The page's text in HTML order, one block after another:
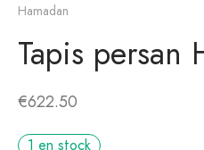
Hamadan
Tapis persan
€622.50
1 en stock